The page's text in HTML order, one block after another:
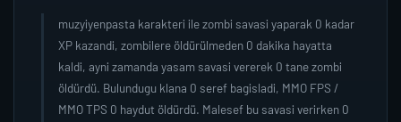
muzyiyenpasta karakteri ile zombi savasi yaparak 0 kadar
XP kazandi, zombilere öldürülmeden 0 dakika hayatta
kaldi, ayni zamanda yasam savasi vererek 0 tane zombi
öldürdü. Bulundugu klana 0 seref bagisladi, MMO FPS /
MMO TPS 0 haydut öldürdü. Malesef bu savasi verirken 0